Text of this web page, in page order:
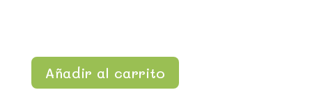
Añadir al carrito